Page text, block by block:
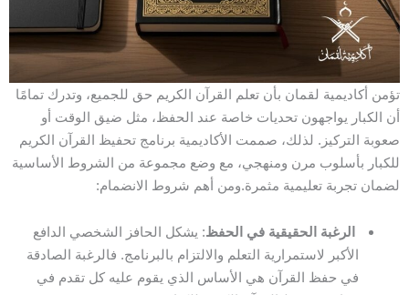
تؤمن أكاديمية لقمان بأن تعلم القرآن الكريم حق للجميع، وتدرك تمامًا
أن الكبار يواجهون تحديات خاصة عند الحفظ، مثل ضيق الوقت أو
صعوبة التركيز. لذلك، صممت الأكاديمية برنامج تحفيظ القرآن الكريم
للكبار بأسلوب مرن ومنهجي، مع وضع مجموعة من الشروط الأساسية
لضمان تجربة تعليمية مثمرة.ومن أهم شروط الانضمام:
الرغبة الحقيقية في الحفظ: يشكل الحافز الشخصي الدافع
الأكبر لاستمرارية التعلم والالتزام بالبرنامج. فالرغبة الصادقة
في حفظ القرآن هي الأساس الذي يقوم عليه كل تقدم في